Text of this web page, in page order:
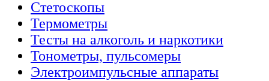
Стетоскопы
Термометры
Тесты на алкоголь и наркотики
Тонометры, пульсомеры
Электроимпульсные аппараты